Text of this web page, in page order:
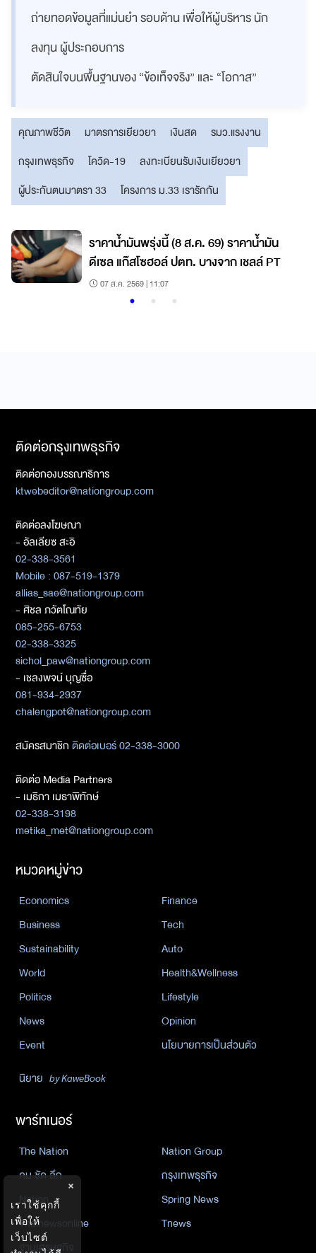
ถ่ายทอดข้อมูลที่แม่นยำ รอบด้าน เพื่อให้ผู้บริหาร นัก
ลงทุน ผู้ประกอบการ
ตัดสินใจบนพื้นฐานของ “ข้อเท็จจริง” และ “โอกาส”
คุณภาพชีวิต มาตรการเยียวยา เงินสด
รมว.แรงงาน
กรุงเทพธุรกิจ
โควิด-19
ลงทะเบียนรับเงินเยียวยา
ผู้ประกันตนมาตรา 33
โครงการ ม.33 เรารักกัน
ราคาน้ำมันพรุ่งนี้ (8 ส.ค. 69) ราคาน้ำมัน
ดีเซล แก๊สโซฮอล์ ปตท. บางจาก เชลล์ PT
07 ส.ค. 2569 | 11:07
ติดต่อกรุงเทพธุรกิจ
ติดต่อกองบรรณาธิการ
ktwebeditor@nationgroup.com
ติดต่อลงโฆษณา
- อัลเลียซ สะอิ
02-338-3561
Mobile : 087-519-1379
allias_sae@nationgroup.com
- ศิชล ภวัตโณทัย
085-255-6753
02-338-3325
sichol_paw@nationgroup.com
- เชลงพจน์ บุญซื่อ
081-934-2937
chalengpot@nationgroup.com
สมัครสมาชิกติดต่อเบอร์ 02-338-3000
ติดต่อ Media Partners
- เมธิกา เมธาพิทักษ์
02-338-3198
metika_met@nationgroup.com
หมวดหมู่ข่าว
Economics
Finance
Business
Tech
Sustainability
Auto
World
Health&Wellness
Politics
Lifestyle
News
Opinion
Event
นโยบายการเป็นส่วนตัว
นิยาย by KaweBook
พาร์ทเนอร์
The Nation
Nation Group
คม ชัด ลึก
กรุงเทพธุรกิจ
Nation
Spring News
Thainewsonline
Tnews
ฐานเศรษฐกิจ
×
เราใช้คุกกี้
เพื่อให้
เว็บไซต์